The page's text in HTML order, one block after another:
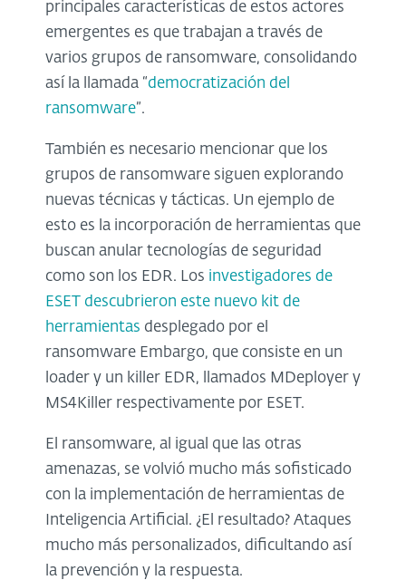
principales características de estos actores
emergentes es que trabajan a través de
varios grupos de ransomware, consolidando
así la llamada “democratización del
ransomware”.
También es necesario mencionar que los
grupos de ransomware siguen explorando
nuevas técnicas y tácticas. Un ejemplo de
esto es la incorporación de herramientas que
buscan anular tecnologías de seguridad
como son los EDR. Los investigadores de
ESET descubrieron este nuevo kit de
herramientas desplegado por el
ransomware Embargo, que consiste en un
loader y un killer EDR, llamados MDeployer y
MS4Killer respectivamente por ESET.
El ransomware, al igual que las otras
amenazas, se volvió mucho más sofisticado
con la implementación de herramientas de
Inteligencia Artificial. ¿El resultado? Ataques
mucho más personalizados, dificultando así
la prevención y la respuesta.